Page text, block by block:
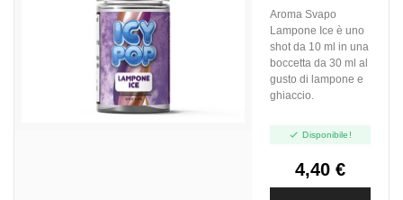
Pop - Mini Shot
10ml
Aroma Svapo
Lampone Ice è uno
shot da 10 ml in una
boccetta da 30 ml al
gusto di lampone e
ghiaccio.
 Disponibile!
4,40 €